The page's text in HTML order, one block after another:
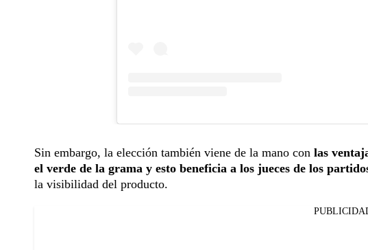
Sin embargo, la elección también viene de la mano con las
el verde de la grama y esto beneficia a los jueces de los
la visibilidad del producto.